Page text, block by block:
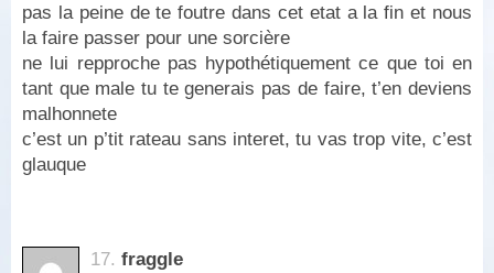
pas la peine de te foutre dans cet etat a la fin et nous
la faire passer pour une sorcière
ne lui repproche pas hypothétiquement ce que toi en
tant que male tu te generais pas de faire, t’en deviens
malhonnete
c’est un p’tit rateau sans interet, tu vas trop vite, c’est
glauque
17. fraggle